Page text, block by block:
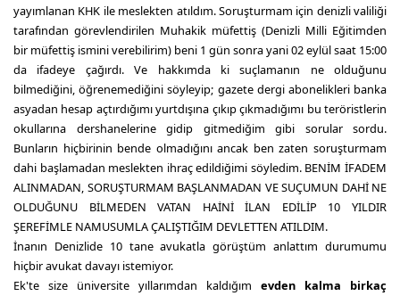
yayımlanan KHK ile meslekten atıldım. Soruşturmam için denizli valiliği
tarafından görevlendirilen Muhakik müfettiş (Denizli Milli Eğitimden
bir müfettiş ismini verebilirim) beni 1 gün sonra yani 02 eylül saat 15:00
da ifadeye çağırdı. Ve hakkımda ki suçlamanın ne olduğunu
bilmediğini, öğrenemediğini söyleyip; gazete dergi abonelikleri banka
asyadan hesap açtırdığımı yurtdışına çıkıp çıkmadığımı bu teröristlerin
okullarına dershanelerine gidip gitmediğim gibi sorular sordu.
Bunların hiçbirinin bende olmadığını ancak ben zaten soruşturmam
dahi başlamadan meslekten ihraç edildiğimi söyledim. BENİM İFADEM
ALINMADAN, SORUŞTURMAM BAŞLANMADAN VE SUÇUMUN DAHİ NE
OLDUĞUNU BİLMEDEN VATAN HAİNİ İLAN EDİLİP 10 YILDIR
ŞEREFİMLE NAMUSUMLA ÇALIŞTIĞIM DEVLETTEN ATILDIM.
İnanın Denizlide 10 tane avukatla görüştüm anlattım durumumu
hiçbir avukat davayı istemiyor.
Ek'te size üniversite yıllarımdan kaldığım evden kalma birkaç